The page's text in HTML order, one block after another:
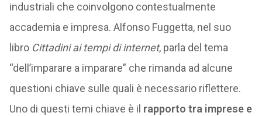
industriali che coinvolgono contestualmente
accademia e impresa. Alfonso Fuggetta, nel suo
libro Cittadini ai tempi di internet, parla del tema
“dell’imparare a imparare” che rimanda ad alcune
questioni chiave sulle quali è necessario riflettere.
Uno di questi temi chiave è il rapporto tra imprese e